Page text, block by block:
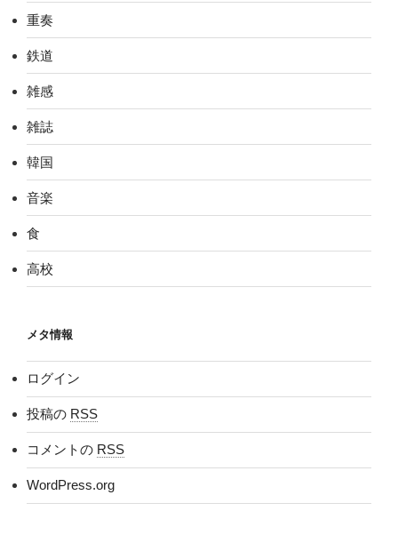
重奏
鉄道
雑感
雑誌
韓国
音楽
食
高校
メタ情報
ログイン
投稿の RSS
コメントの RSS
WordPress.org